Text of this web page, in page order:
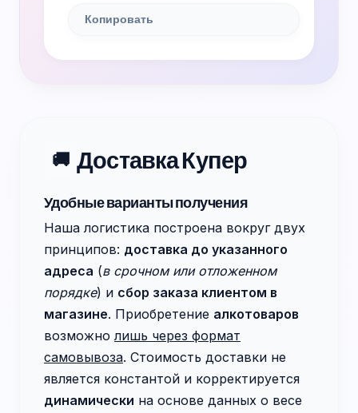
Копировать
🚚 Доставка Купер
Удобные варианты получения
Наша логистика построена вокруг двух
принципов: доставка до указанного
адреса (в срочном или отложенном
порядке) и сбор заказа клиентом в
магазине. Приобретение алкотоваров
возможнолишь через формат
самовывоза. Стоимость доставки не
является константой и корректируется
динамически на основе данных о весе